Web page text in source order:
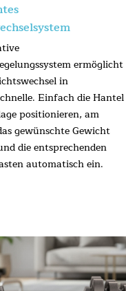
ermöglicht
in
Einfach die Hantel
positionieren, am
gewünschte Gewicht
die entsprechenden
automatisch ein.